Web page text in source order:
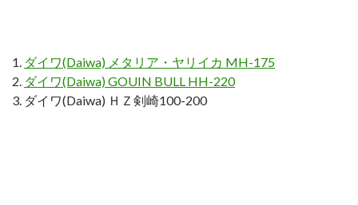
ダイワ(Daiwa) メタリア・ヤリイカ MH-175
ダイワ(Daiwa) GOUIN BULL HH-220
ダイワ(Daiwa) ＨＺ剣崎100-200